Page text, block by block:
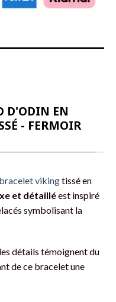
D'ODIN EN
- FERMOIR
bracelet vikingtissé en
et détailléest inspiré
symbolisant la
détails témoignent du
de ce bracelet une